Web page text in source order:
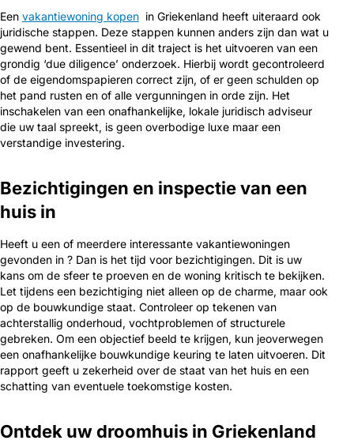
Een vakantiewoning kopen in Griekenland heeft uiteraard ook
juridische stappen. Deze stappen kunnen anders zijn dan wat u
gewend bent. Essentieel in dit traject is het uitvoeren van een
grondig ‘due diligence’ onderzoek. Hierbij wordt gecontroleerd
of de eigendomspapieren correct zijn, of er geen schulden op
het pand rusten en of alle vergunningen in orde zijn. Het
inschakelen van een onafhankelijke, lokale juridisch adviseur
die uw taal spreekt, is geen overbodige luxe maar een
verstandige investering.
Bezichtigingen en inspectie van een
huis in
Heeft u een of meerdere interessante vakantiewoningen
gevonden in ? Dan is het tijd voor bezichtigingen. Dit is uw
kans om de sfeer te proeven en de woning kritisch te bekijken.
Let tijdens een bezichtiging niet alleen op de charme, maar ook
op de bouwkundige staat. Controleer op tekenen van
achterstallig onderhoud, vochtproblemen of structurele
gebreken. Om een objectief beeld te krijgen, kun jeoverwegen
een onafhankelijke bouwkundige keuring te laten uitvoeren. Dit
rapport geeft u zekerheid over de staat van het huis en een
schatting van eventuele toekomstige kosten.
Ontdek uw droomhuis in Griekenland